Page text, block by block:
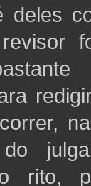
deles
do
rito,